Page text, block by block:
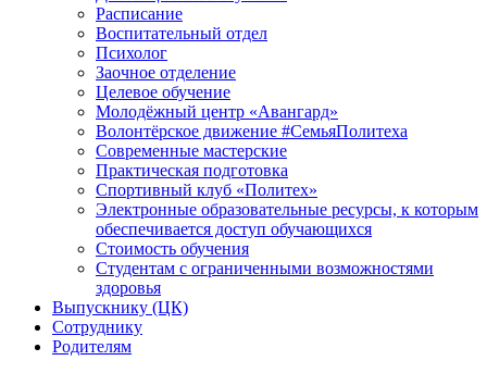
Расписание
Воспитательный отдел
Психолог
Заочное отделение
Целевое обучение
Молодёжный центр «Авангард»
Волонтёрское движение #СемьяПолитеха
Современные мастерские
Практическая подготовка
Спортивный клуб «Политех»
Электронные образовательные ресурсы, к которым
обеспечивается доступ обучающихся
Стоимость обучения
Студентам с ограниченными возможностями
здоровья
Выпускнику (ЦК)
Сотруднику
Родителям